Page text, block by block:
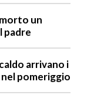
un
padre
arrivano i
pomeriggio